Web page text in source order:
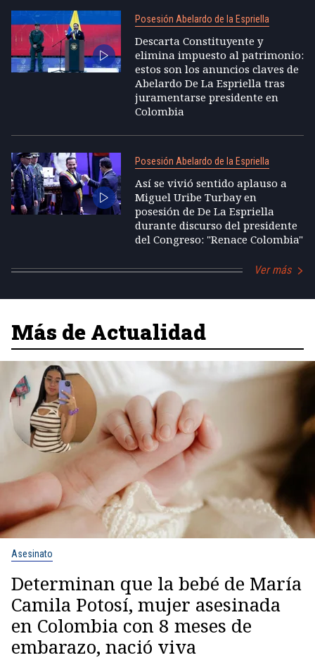
Posesión Abelardo de la Espriella
Descarta Constituyente y
elimina impuesto al patrimonio:
estos son los anuncios claves de
Abelardo De La Espriella tras
juramentarse presidente en
Colombia
Posesión Abelardo de la Espriella
Así se vivió sentido aplauso a
Miguel Uribe Turbay en
posesión de De La Espriella
durante discurso del presidente
del Congreso: "Renace Colombia"
Ver más
Más de Actualidad
Asesinato
Determinan que la bebé de María
Camila Potosí, mujer asesinada
en Colombia con 8 meses de
embarazo, nació viva